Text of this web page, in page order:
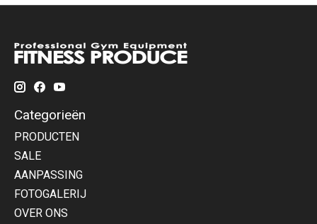
Categorieën
PRODUCTEN
SALE
AANPASSING
FOTOGALERIJ
OVER ONS